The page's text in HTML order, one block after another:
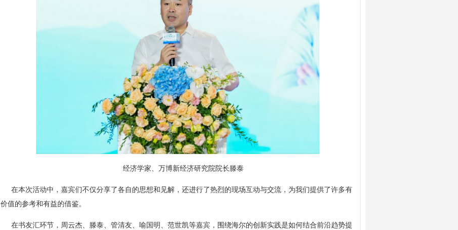
经济学家、万博新经济研究院院长滕泰
在本次活动中，嘉宾们不仅分享了各自的思想和见解，还进行了热烈的现场互动与交流，为我们提供了许多有
价值的参考和有益的借鉴。
在书友汇环节，周云杰、滕泰、管清友、喻国明、范世凯等嘉宾，围绕海尔的创新实践是如何结合前沿趋势提